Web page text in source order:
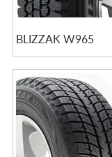
BLIZZAK W965